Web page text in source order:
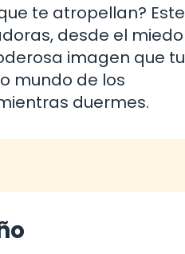
te atropellan? Este
desde el miedo
imagen que tu
mundo de los
duermes.